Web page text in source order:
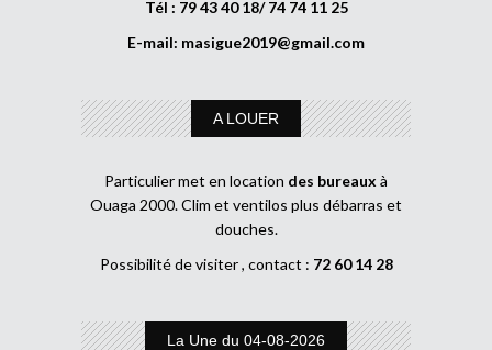
Tél : 79 43 40 18/ 74 74 11 25
E-mail: masigue2019@gmail.com
A LOUER
Particulier met en location des bureaux à
Ouaga 2000. Clim et ventilos plus débarras et
douches.
Possibilité de visiter , contact : 72 60 14 28
La Une du 04-08-2026